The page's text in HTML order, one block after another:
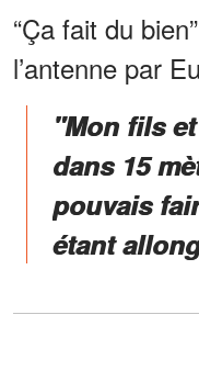
“Ça fait du
l’antenne par
"Mon fils
dans 15
pouvais
étant